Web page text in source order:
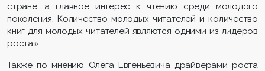
стране, а главное интерес к чтению среди молодого
поколения. Количество молодых читателей и количество
книг для молодых читателей являются одними из лидеров
роста».
Также по мнению Олега Евгеньевича драйверами роста